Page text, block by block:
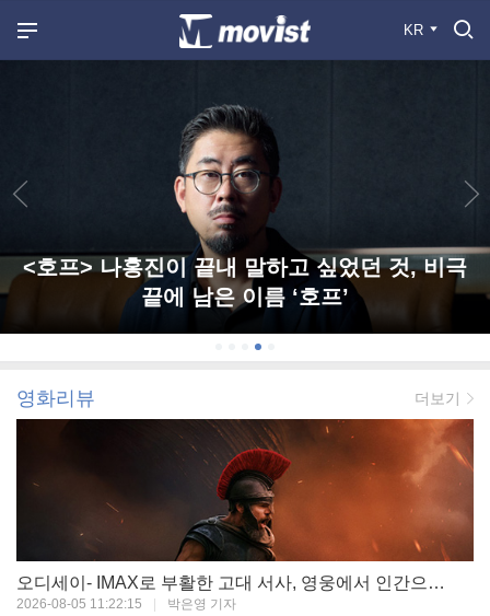
KR
<호프> 나홍진이 끝내 말하고 싶었던 것, 비극
끝에 남은 이름 ‘호프’
영화리뷰 더보기
오디세이- IMAX로 부활한 고대 서사, 영웅에서 인간으로의 귀환 (오락성 9 | 작품성 9)
2026-08-05 11:22:15 박은영 기자